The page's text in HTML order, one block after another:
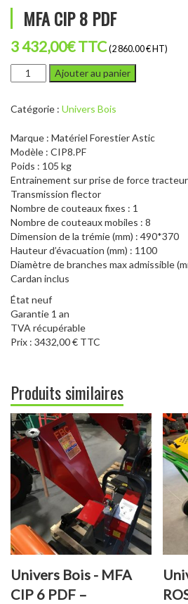
MFA CIP 8 PDF
3 432,00€TTC (2 860.00 € HT)
quantité
de
CIP
PDF
Ajouter au panier
Catégorie : Univers Bois
Marque : Matériel Forestier Astic
Modèle : CIP8.PF
Poids : 105 kg
Entrainement sur prise de force tracteur
Transmission flector
Nombre de couteaux fixes : 1
Nombre de couteaux mobiles : 8
Dimension de la trémie (mm) : 490*370
Hauteur d’évacuation (mm) : 1100
Diamètre de branches max admissible
Cardan inclus
État neuf
Garantie 1 an
TVA récupérable
Prix : 3432,00 € TTC
Produits similaires
Univers Bois - MFA
CIP 6 PDF –